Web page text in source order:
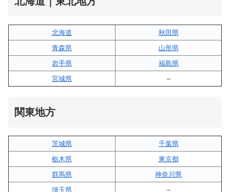
北海道
秋田県
青森県
山形県
岩手県
福島県
宮城県
–
関東地方
茨城県
千葉県
栃木県
東京都
群馬県
神奈川県
埼玉県
–